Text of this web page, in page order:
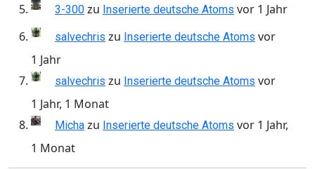
3-300 zu Inserierte deutsche Atoms vor 1 Jahr
salvechris zu Inserierte deutsche Atoms vor
1 Jahr
salvechris zu Inserierte deutsche Atoms vor
1 Jahr, 1 Monat
Micha zu Inserierte deutsche Atoms vor 1 Jahr,
1 Monat